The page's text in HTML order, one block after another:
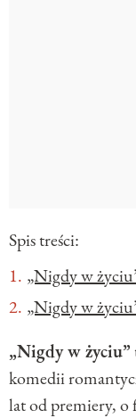
Spis treści:
„Nigdy w
„Nigdy w
„Nigdy w życiu”
komedii
lat od premiery, o